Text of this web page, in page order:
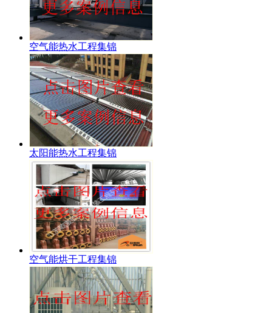
空气能热水工程集锦
太阳能热水工程集锦
空气能烘干工程集锦